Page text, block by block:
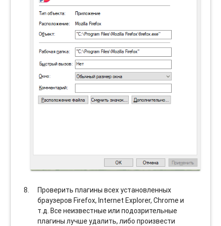
Проверить плагины всех установленных
браузеров Firefox, Internet Explorer, Chrome и
т.д. Все неизвестные или подозрительные
плагины лучше удалить, либо произвести